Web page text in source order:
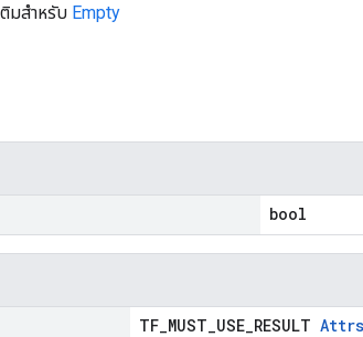
มสำหรับ Empty
bool
TF_MUST_USE_RESULT Attrs